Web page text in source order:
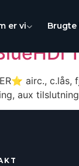
er vi
airc.,
aux